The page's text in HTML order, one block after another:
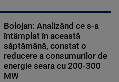
Bolojan: Analizând ce s-a
întâmplat în această
săptămână, constat o
reducere a consumurilor de
energie seara cu 200-300
MW